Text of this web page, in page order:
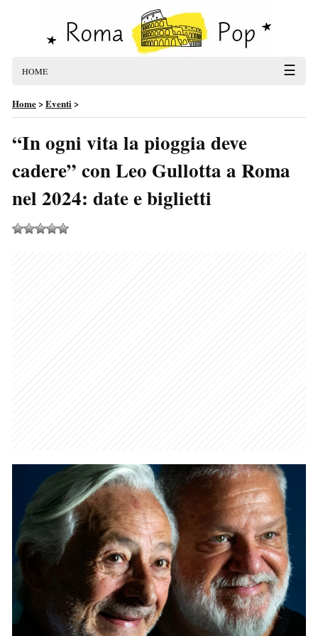
HOME ☰
Home>Eventi>
“In ogni vita la pioggia deve
cadere” con Leo Gullotta a Roma
nel 2024: date e biglietti